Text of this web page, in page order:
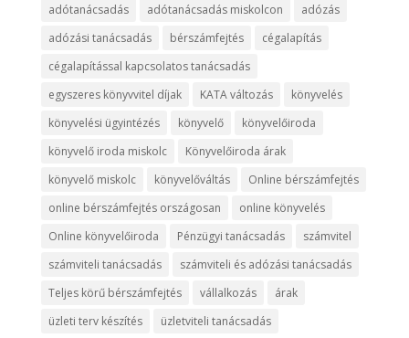
adótanácsadás
adótanácsadás miskolcon
adózás
adózási tanácsadás
bérszámfejtés
cégalapítás
cégalapítással kapcsolatos tanácsadás
egyszeres könyvvitel díjak
KATA változás
könyvelés
könyvelési ügyintézés
könyvelő
könyvelőiroda
könyvelő iroda miskolc
Könyvelőiroda árak
könyvelő miskolc
könyvelőváltás
Online bérszámfejtés
online bérszámfejtés országosan
online könyvelés
Online könyvelőiroda
Pénzügyi tanácsadás
számvitel
számviteli tanácsadás
számviteli és adózási tanácsadás
Teljes körű bérszámfejtés
vállalkozás
árak
üzleti terv készítés
üzletviteli tanácsadás